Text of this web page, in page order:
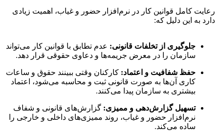
رعایت کامل قوانین کار در نرم‌افزار حضور و غیاب، اهمیت زیادی
دارد به این دلیل که:
جلوگیری از تخلفات قانونی: عدم تطابق با قوانین کار می‌تواند
سازمان را در معرض جریمه‌ها و دعاوی حقوقی قرار دهد.
حفظ شفافیت و اعتماد: کارکنان وقتی ببینند حقوق و ساعات
کاری آن‌ها به صورت قانونی ثبت و محاسبه می‌شود، اعتماد
بیشتری به سازمان پیدا می‌کنند.
تسهیل گزارش‌دهی و ممیزی: گزارش‌های قانونی و شفاف
نرم‌افزار حضور و غیاب، روند ممیزی‌های داخلی و خارجی را
ساده می‌کند.